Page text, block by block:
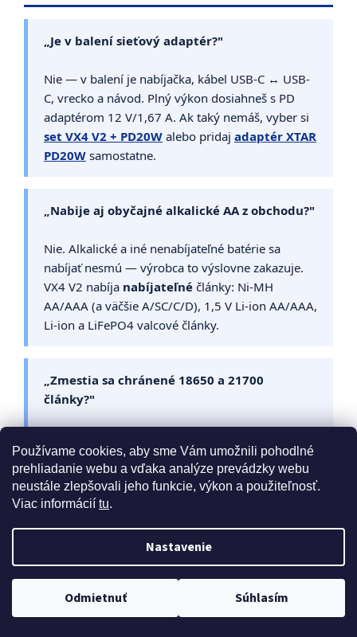
Používame cookies, aby sme Vám umožnili pohodlné
prehliadanie webu a vďaka analýze prevádzky webu
neustále zlepšovali jeho funkcie, výkon a použiteľnosť.
Viac informácií tu.
Nastavenie
Odmietnuť Súhlasím
Doprava zdarma pri nákupe nad 40 eur
„Je v balení sieťový adaptér?"
Nie — v balení je nabíjačka, kábel USB-C ↔ USB-
C, vrecko a návod. Plný výkon dosiahneš s PD
adaptérom 12 V/1,67 A. Ak taký nemáš, vyber si
set VX4 V2 + PD20W alebo pridaj adaptér XTAR
PD20W samostatne.
„Nabije aj obyčajné alkalické AA z obchodu?"
Nie. Alkalické a iné nenabíjateľné batérie sa
nabíjať nesmú — výrobca to výslovne zakazuje.
VX4 V2 nabíja nabíjateľné články: Ni-MH
AA/AAA (a väčšie A/SC/C/D), 1,5 V Li-ion AA/AAA,
Li-ion a LiFePO4 valcové články.
„Zmestia sa chránené 18650 a 21700
články?"
priemerom 10 až 32 mm. Chránené články sú o
pár milimetrov dlhšie než holé — limit slotu je 80
mm, tak si pre istotu dĺžku svojho článku over v
jeho špecifikácii.
„Ako nabijem LiFePO4 články?"
Dlhým podržaním tlačidla C/V prepni nabíjačku